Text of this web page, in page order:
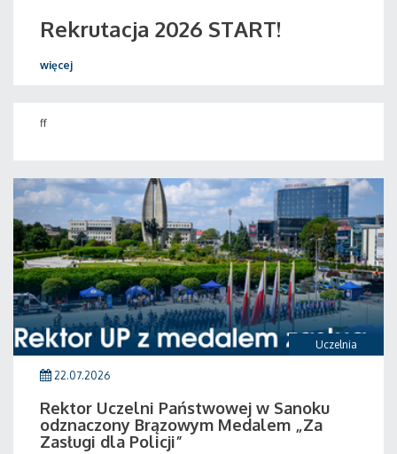
Rekrutacja 2026 START!
więcej
ff
Uczelnia
22.07.2026
Rektor Uczelni Państwowej w Sanoku
odznaczony Brązowym Medalem „Za
Zasługi dla Policji”